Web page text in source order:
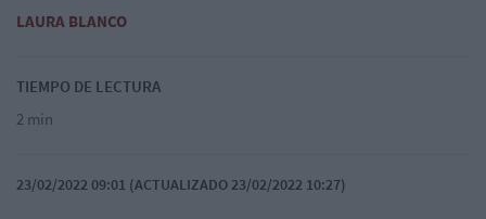
LAURA BLANCO
TIEMPO DE LECTURA
2 min
23/02/2022 09:01 (ACTUALIZADO 23/02/2022 10:27)